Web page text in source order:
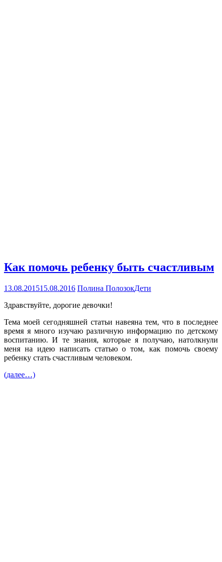
Как помочь ребенку быть счастливым
13.08.201515.08.2016 Полина ПолозокДети
Здравствуйте, дорогие девочки!
Тема моей сегодняшней статьи навеяна тем, что в последнее
время я много изучаю различную информацию по детскому
воспитанию. И те знания, которые я получаю, натолкнули
меня на идею написать статью о том, как помочь своему
ребенку стать счастливым человеком.
(далее…)